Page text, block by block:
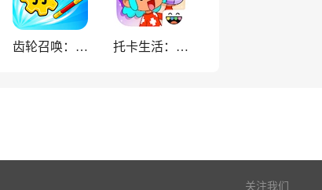
齿轮召唤：汉字战争 托卡生活：世界
关注我们